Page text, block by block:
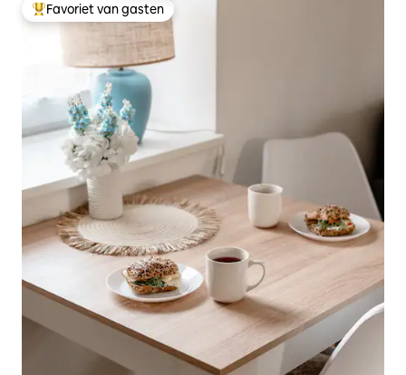
Topfavoriet van gasten
Favoriet van gasten